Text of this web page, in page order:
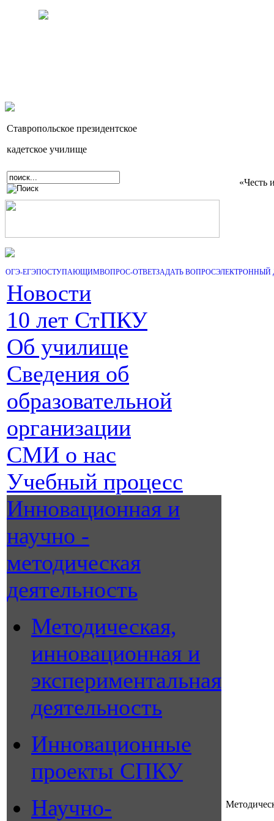
Ставропольское президентское
кадетское училище
«Честь
ОГЭ-ЕГЭПОСТУПАЮЩИМВОПРОС-ОТВЕТЗАДАТЬ ВОПРОСЭЛЕКТРОННЫЙ
Новости
10 лет СтПКУ
Об училище
Сведения об
образовательной
организации
СМИ о нас
Учебный процесс
Инновационная и
научно -
методическая
деятельность
Методическая,
инновационная и
экспериментальная
деятельность
Инновационные
проекты СПКУ
Научно-